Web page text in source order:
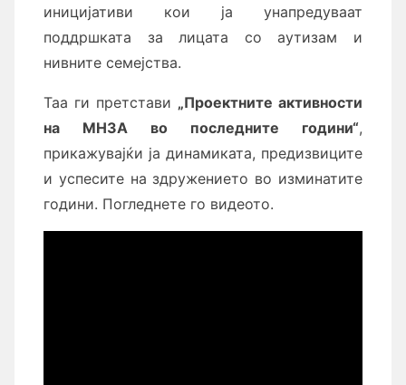
иницијативи кои ја унапредуваат
поддршката за лицата со аутизам и
нивните семејства.
Таа ги претстави „Проектните активности
на МНЗА во последните години“,
прикажувајќи ја динамиката, предизвиците
и успесите на здружението во изминатите
години. Погледнете го видеото.